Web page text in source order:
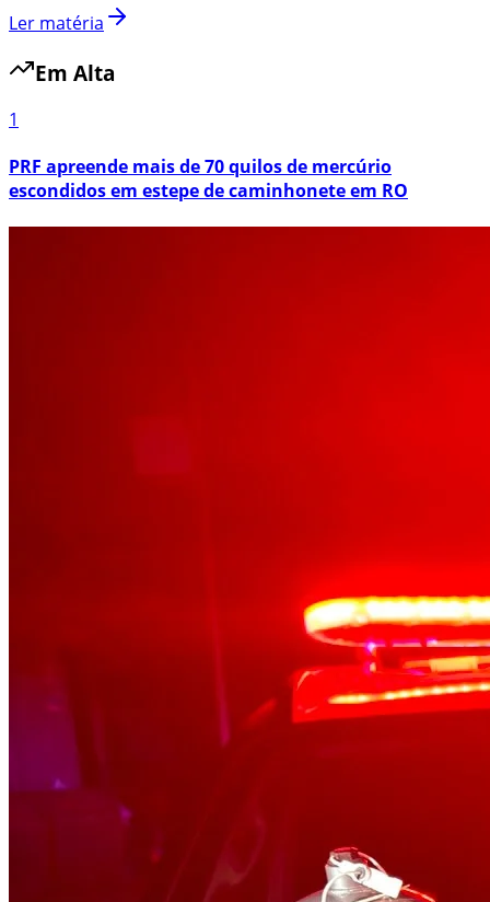
Ler matéria
Em Alta
1
PRF apreende mais de 70 quilos de mercúrio
escondidos em estepe de caminhonete em RO